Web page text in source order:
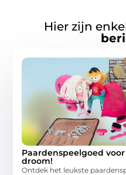
Hier zijn
Paardenspeelgoed
droom!
Ontdek het leukste